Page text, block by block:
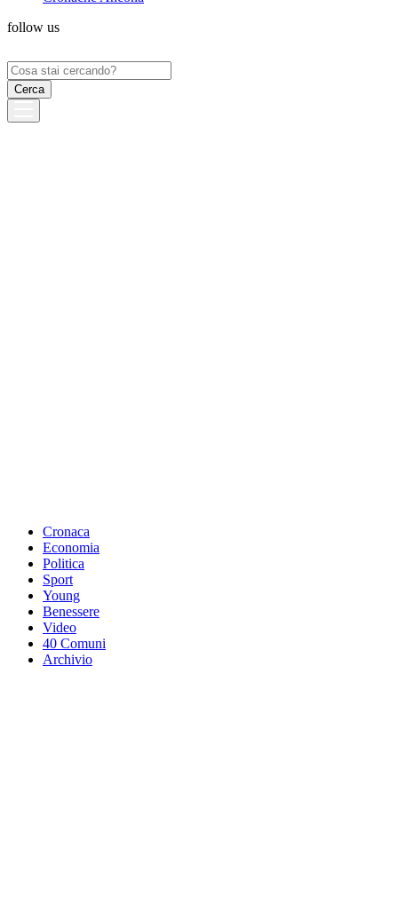
follow us
Ricerca
per:
Cronaca
Economia
Politica
Sport
Young
Benessere
Video
40 Comuni
Archivio